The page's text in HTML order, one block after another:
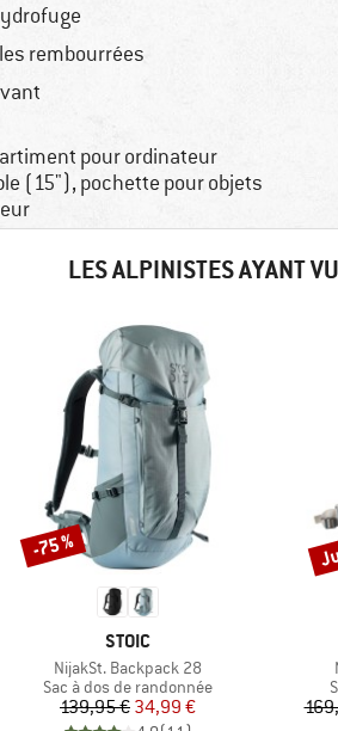
rembourrées
pour ordinateur
(15"), pochette pour objets
LES ALPINISTES AYANT
MARQUE
STOIC
Article
NijakSt. Backpack 28
Product group
Sac à dos de randonnée
Prix
139,95 €Prix réduit
34,99 €
Remise
-75 %